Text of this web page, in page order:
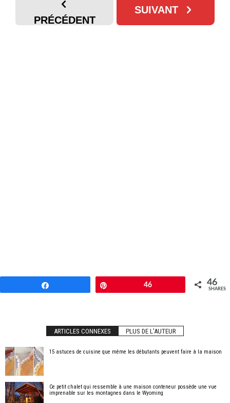
PRÉCÉDENT
SUIVANT
46 46
SHARES
ARTICLES CONNEXES PLUS DE L'AUTEUR
15 astuces de cuisine que même les débutants peuvent faire à la maison
Ce petit chalet qui ressemble à une maison conteneur possède une vue
imprenable sur les montagnes dans le Wyoming